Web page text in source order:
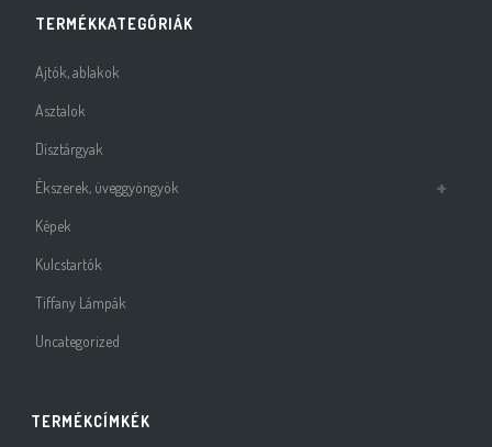
TERMÉKKATEGÓRIÁK
Ajtók, ablakok
Asztalok
Dísztárgyak
Ékszerek, üveggyöngyök
Képek
Kulcstartók
Tiffany Lámpák
Uncategorized
TERMÉKCÍMKÉK